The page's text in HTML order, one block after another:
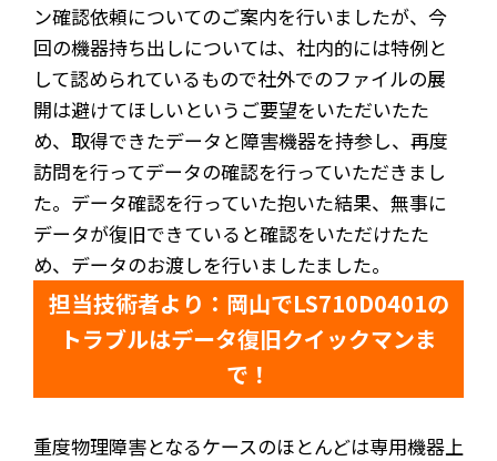
ン確認依頼についてのご案内を行いましたが、今
回の機器持ち出しについては、社内的には特例と
して認められているもので社外でのファイルの展
開は避けてほしいというご要望をいただいたた
め、取得できたデータと障害機器を持参し、再度
訪問を行ってデータの確認を行っていただきまし
た。データ確認を行っていた抱いた結果、無事に
データが復旧できていると確認をいただけたた
め、データのお渡しを行いましたました。
担当技術者より：岡山でLS710D0401の
トラブルはデータ復旧クイックマンま
で！
重度物理障害となるケースのほとんどは専用機器上